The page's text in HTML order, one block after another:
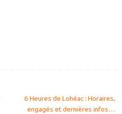
6 Heures de Lohéac : Horaires,
engagés et dernières infos…